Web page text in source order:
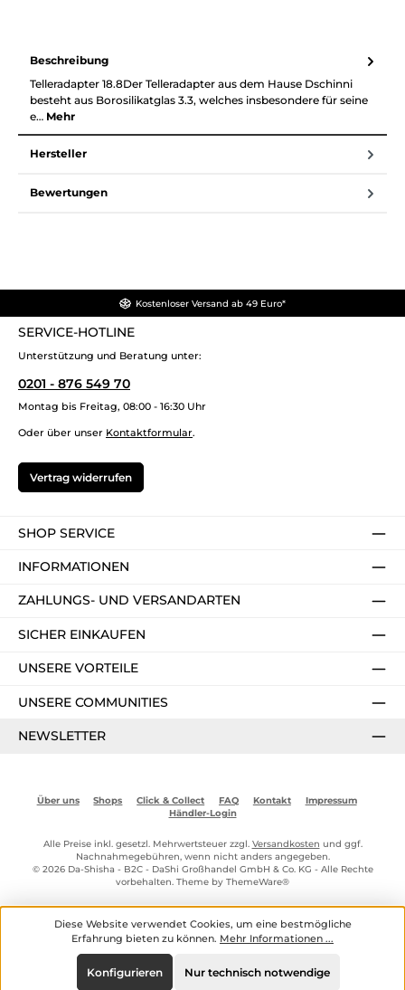
Beschreibung
Telleradapter 18.8Der Telleradapter aus dem Hause Dschinni
besteht aus Borosilikatglas 3.3, welches insbesondere für seine
e… Mehr
Hersteller
Bewertungen
Kostenloser Versand ab 49 Euro*
SERVICE-HOTLINE
Unterstützung und Beratung unter:
0201 - 876 549 70
Montag bis Freitag, 08:00 - 16:30 Uhr
Oder über unser Kontaktformular.
Vertrag widerrufen
SHOP SERVICE
INFORMATIONEN
ZAHLUNGS- UND VERSANDARTEN
SICHER EINKAUFEN
UNSERE VORTEILE
UNSERE COMMUNITIES
NEWSLETTER
Über uns Shops Click & Collect FAQ Kontakt
Impressum
Händler-Login
Alle Preise inkl. gesetzl. Mehrwertsteuer zzgl. Versandkosten und ggf.
Nachnahmegebühren, wenn nicht anders angegeben.
© 2026 Da-Shisha - B2C - DaShi Großhandel GmbH & Co. KG - Alle Rechte
vorbehalten. Theme by ThemeWare®
Diese Website verwendet Cookies, um eine bestmögliche
Erfahrung bieten zu können. Mehr Informationen ...
Nur technisch notwendige
Konfigurieren